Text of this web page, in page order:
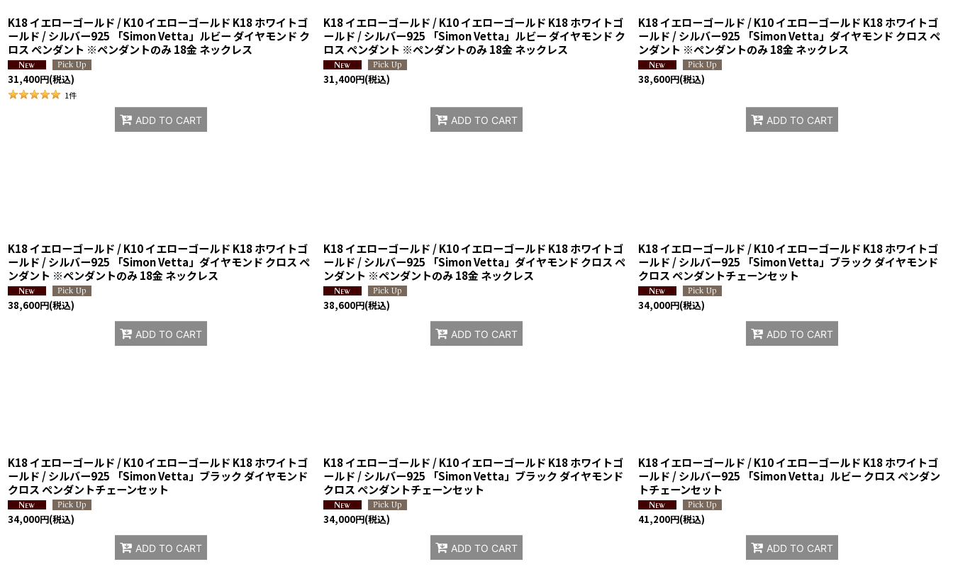
K18 イエローゴールド / K10 イエローゴールド K18 ホワイトゴ
ールド / シルバー925 「Simon Vetta」ルビー ダイヤモンド ク
ロス ペンダント ※ペンダントのみ 18金 ネックレス
31,400円(税込)
1件
ADD TO CART
K18 イエローゴールド / K10 イエローゴールド K18 ホワイトゴ
ールド / シルバー925 「Simon Vetta」ルビー ダイヤモンド ク
ロス ペンダント ※ペンダントのみ 18金 ネックレス
31,400円(税込)
ADD TO CART
K18 イエローゴールド / K10 イエローゴールド K18 ホワイトゴ
ールド / シルバー925 「Simon Vetta」ダイヤモンド クロス ペ
ンダント ※ペンダントのみ 18金 ネックレス
38,600円(税込)
ADD TO CART
K18 イエローゴールド / K10 イエローゴールド K18 ホワイトゴ
ールド / シルバー925 「Simon Vetta」ダイヤモンド クロス ペ
ンダント ※ペンダントのみ 18金 ネックレス
38,600円(税込)
ADD TO CART
K18 イエローゴールド / K10 イエローゴールド K18 ホワイトゴ
ールド / シルバー925 「Simon Vetta」ダイヤモンド クロス ペ
ンダント ※ペンダントのみ 18金 ネックレス
38,600円(税込)
ADD TO CART
K18 イエローゴールド / K10 イエローゴールド K18 ホワイトゴ
ールド / シルバー925 「Simon Vetta」ブラック ダイヤモンド
クロス ペンダントチェーンセット
34,000円(税込)
ADD TO CART
K18 イエローゴールド / K10 イエローゴールド K18 ホワイトゴ
ールド / シルバー925 「Simon Vetta」ブラック ダイヤモンド
クロス ペンダントチェーンセット
34,000円(税込)
ADD TO CART
K18 イエローゴールド / K10 イエローゴールド K18 ホワイトゴ
ールド / シルバー925 「Simon Vetta」ブラック ダイヤモンド
クロス ペンダントチェーンセット
34,000円(税込)
ADD TO CART
K18 イエローゴールド / K10 イエローゴールド K18 ホワイトゴ
ールド / シルバー925 「Simon Vetta」ルビー クロス ペンダン
トチェーンセット
41,200円(税込)
ADD TO CART